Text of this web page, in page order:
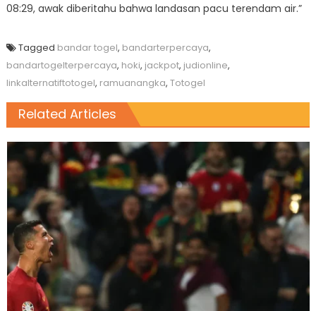
08:29, awak diberitahu bahwa landasan pacu terendam air.”
Tagged bandar togel, bandarterpercaya,
bandartogelterpercaya, hoki, jackpot, judionline,
linkalternatiftotogel, ramuanangka, Totogel
Related Articles